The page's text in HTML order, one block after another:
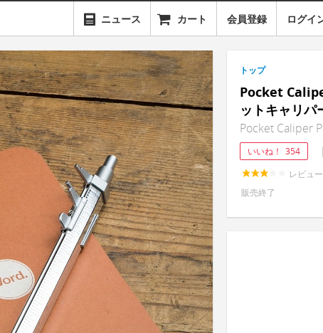
ニュース カート 会員登録 ログイ
トップ
Pocket
ットキャリパ
Pocket Caliper
いいね！ 354
レビュー
販売終了